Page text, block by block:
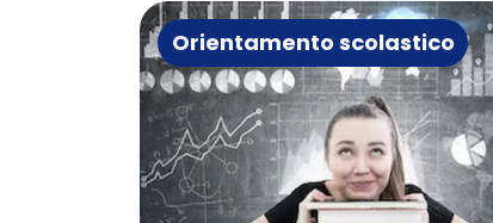
Orientamento scolastico